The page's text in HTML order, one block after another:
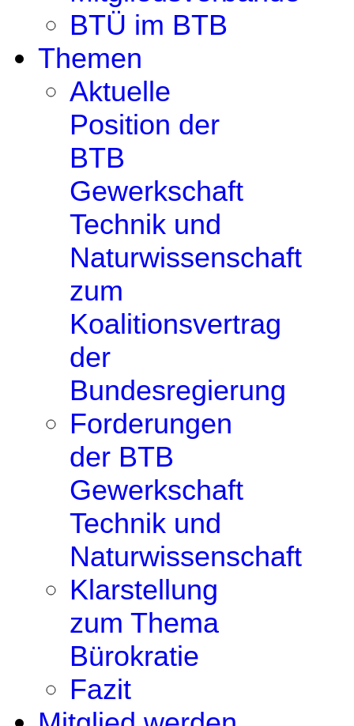
BTÜ im BTB
Themen
Aktuelle
Position der
BTB
Gewerkschaft
Technik und
Naturwissenschaft
zum
Koalitionsvertrag
der
Bundesregierung
Forderungen
der BTB
Gewerkschaft
Technik und
Naturwissenschaft
Klarstellung
zum Thema
Bürokratie
Fazit